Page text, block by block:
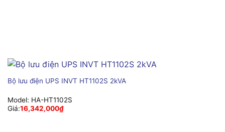
Bộ lưu điện UPS INVT HT1102S 2kVA
Model: HA-HT1102S
Giá:16,342,000₫